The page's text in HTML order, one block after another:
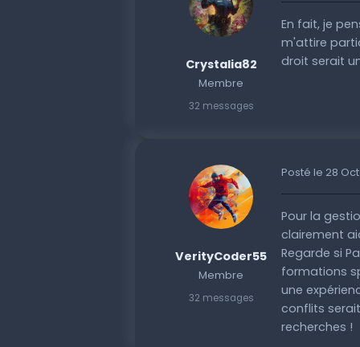
Crystalia82
Membre
32 messages
En fait, je
m'attire
droit serait
VerityCoder55
Membre
32 messages
Posté le 28
Pour la
clairement
Regarde si
formations
une
conflits
recherches !